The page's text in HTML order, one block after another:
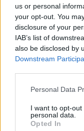
us or personal
your opt-out. You
disclosure of your
IAB’s list of
also be disclosed by
Downstream
Personal Data
I want to opt-
personal data.
Opted In